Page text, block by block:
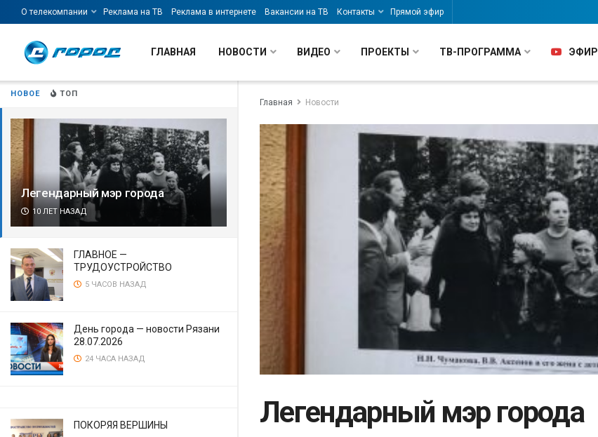
НОВОЕ ТОП
Легендарный мэр города
10 ЛЕТ НАЗАД
ГЛАВНОЕ —
ТРУДОУСТРОЙСТВО
5 ЧАСОВ НАЗАД
День города — новости Рязани
28.07.2026
24 ЧАСА НАЗАД
ПОКОРЯЯ ВЕРШИНЫ
О телекомпании Реклама на ТВ Реклама в интернете Вакансии на ТВ Контакты Прямой эфир
ГЛАВНАЯ НОВОСТИ ВИДЕО ПРОЕКТЫ ТВ-ПРОГРАММА ЭФИР
Главная Новости
Легендарный мэр города